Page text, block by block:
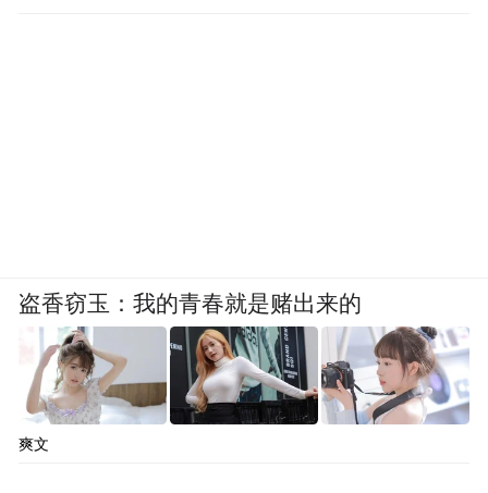
盗香窃玉：我的青春就是赌出来的
爽文